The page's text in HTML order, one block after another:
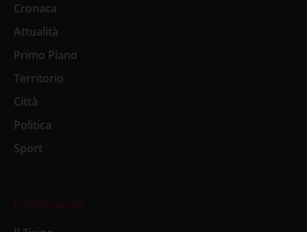
Cronaca
Attualità
Primo Piano
Territorio
Città
Politica
Sport
Il settimanale